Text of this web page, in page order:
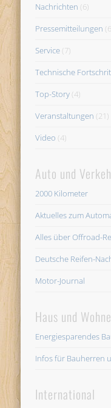
Nachrichten (6)
Pressemitteilungen
Service (7)
Technische
Top-Story (4)
Veranstaltungen (21)
Video (4)
Auto und
2000 Kilometer
Aktuelles zum
Alles über Offroad-
Deutsche Reifen-
Motor-Journal
Haus und
Energiesparendes
Infos für Bauherren
International